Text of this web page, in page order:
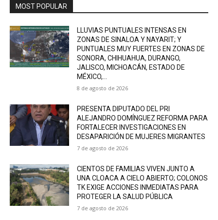
MOST POPULAR
LLUVIAS PUNTUALES INTENSAS EN
ZONAS DE SINALOA Y NAYARIT; Y
PUNTUALES MUY FUERTES EN ZONAS DE
SONORA, CHIHUAHUA, DURANGO,
JALISCO, MICHOACÁN, ESTADO DE
MÉXICO,...
8 de agosto de 2026
PRESENTA DIPUTADO DEL PRI
ALEJANDRO DOMÍNGUEZ REFORMA PARA
FORTALECER INVESTIGACIONES EN
DESAPARICIÓN DE MUJERES MIGRANTES
7 de agosto de 2026
CIENTOS DE FAMILIAS VIVEN JUNTO A
UNA CLOACA A CIELO ABIERTO; COLONOS
TK EXIGE ACCIONES INMEDIATAS PARA
PROTEGER LA SALUD PÚBLICA
7 de agosto de 2026